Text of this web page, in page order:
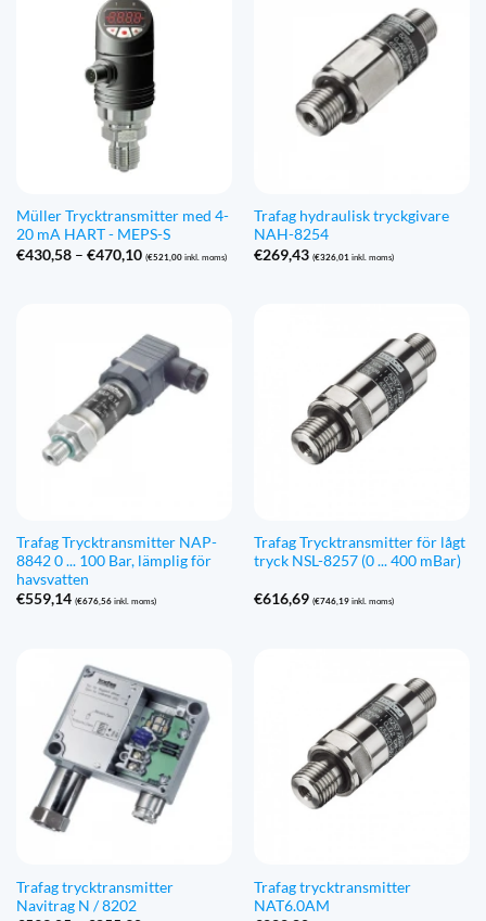
Müller Trycktransmitter med 4-
20 mA HART - MEPS-S
€430,58 – €470,10Prisintervall:
(€521,00inkl. moms)
Trafag hydraulisk tryckgivare
NAH-8254
€269,43 (€326,01 inkl. moms)
Trafag Trycktransmitter NAP-
8842 0 ... 100 Bar, lämplig för
havsvatten
€559,14 (€676,56inkl. moms)
Trafag Trycktransmitter för lågt
tryck NSL-8257 (0 ... 400 mBar)
€616,69 (€746,19inkl. moms)
Trafag trycktransmitter
Navitrag N / 8202
Trafag trycktransmitter
NAT6.0AM